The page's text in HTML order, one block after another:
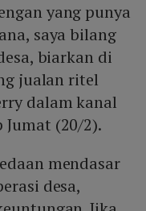
yang punya
saya bilang
biarkan di
jualan ritel
dalam kanal
Jumat (20/2).
mendasar
desa,